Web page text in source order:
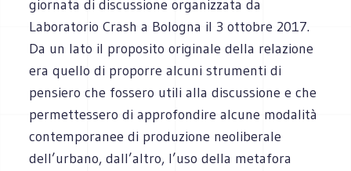
giornata di discussione organizzata da
Laboratorio Crash a Bologna il 3 ottobre 2017.
Da un lato il proposito originale della relazione
era quello di proporre alcuni strumenti di
pensiero che fossero utili alla discussione e che
permettessero di approfondire alcune modalità
contemporanee di produzione neoliberale
dell’urbano, dall’altro, l’uso della metafora